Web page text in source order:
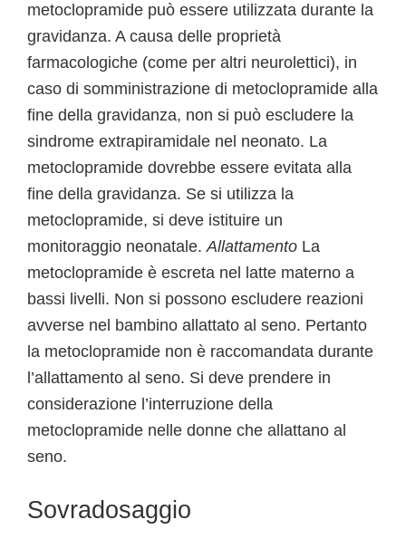
metoclopramide può essere utilizzata durante la
gravidanza. A causa delle proprietà
farmacologiche (come per altri neurolettici), in
caso di somministrazione di metoclopramide alla
fine della gravidanza, non si può escludere la
sindrome extrapiramidale nel neonato. La
metoclopramide dovrebbe essere evitata alla
fine della gravidanza. Se si utilizza la
metoclopramide, si deve istituire un
monitoraggio neonatale.Allattamento La
metoclopramide è escreta nel latte materno a
bassi livelli. Non si possono escludere reazioni
avverse nel bambino allattato al seno. Pertanto
la metoclopramide non è raccomandata durante
l’allattamento al seno. Si deve prendere in
considerazione l’interruzione della
metoclopramide nelle donne che allattano al
seno.
Sovradosaggio